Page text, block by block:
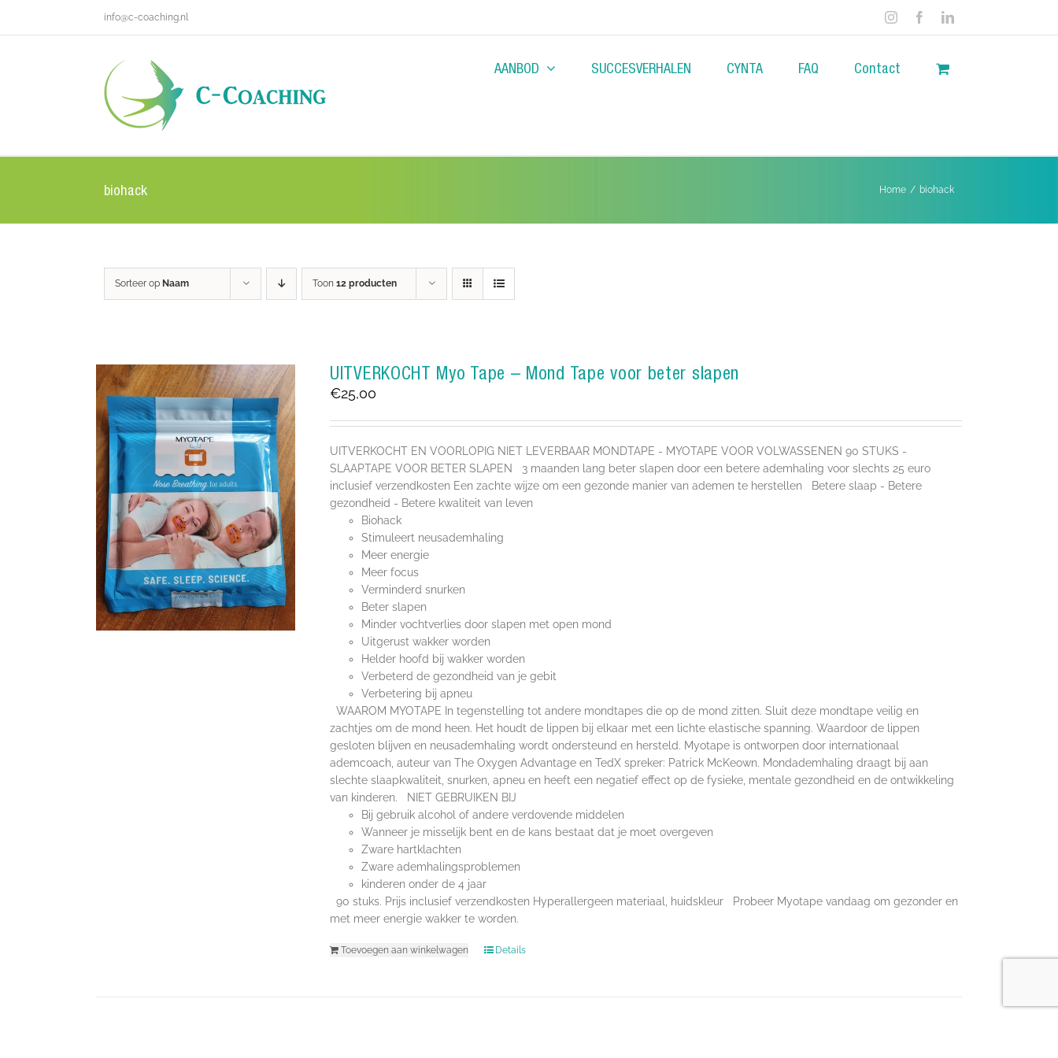
info@c-coaching.nl InstagramFacebookLinkedIn
AANBOD SUCCESVERHALEN CYNTA FAQ Contact
biohack Home / biohack
Sorteer op Naam Toon 12 producten
UITVERKOCHT Myo Tape – Mond Tape voor beter slapen
€25,00
UITVERKOCHT EN VOORLOPIG NIET LEVERBAAR MONDTAPE - MYOTAPE VOOR VOLWASSENEN 90 STUKS -
SLAAPTAPE VOOR BETER SLAPEN 3 maanden lang beter slapen door een betere ademhaling voor slechts 25 euro
inclusief verzendkosten Een zachte wijze om een gezonde manier van ademen te herstellen Betere slaap - Betere
gezondheid - Betere kwaliteit van leven
Biohack
Stimuleert neusademhaling
Meer energie
Meer focus
Verminderd snurken
Beter slapen
Minder vochtverlies door slapen met open mond
Uitgerust wakker worden
Helder hoofd bij wakker worden
Verbeterd de gezondheid van je gebit
Verbetering bij apneu
WAAROM MYOTAPE In tegenstelling tot andere mondtapes die op de mond zitten. Sluit deze mondtape veilig en
zachtjes om de mond heen. Het houdt de lippen bij elkaar met een lichte elastische spanning. Waardoor de lippen
gesloten blijven en neusademhaling wordt ondersteund en hersteld. Myotape is ontworpen door internationaal
ademcoach, auteur van The Oxygen Advantage en TedX spreker: Patrick McKeown. Mondademhaling draagt bij aan
slechte slaapkwaliteit, snurken, apneu en heeft een negatief effect op de fysieke, mentale gezondheid en de ontwikkeling
van kinderen. NIET GEBRUIKEN BIJ
Bij gebruik alcohol of andere verdovende middelen
Wanneer je misselijk bent en de kans bestaat dat je moet overgeven
Zware hartklachten
Zware ademhalingsproblemen
kinderen onder de 4 jaar
90 stuks. Prijs inclusief verzendkosten Hyperallergeen materiaal, huidskleur Probeer Myotape vandaag om gezonder en
met meer energie wakker te worden.
Toevoegen aan winkelwagen Details